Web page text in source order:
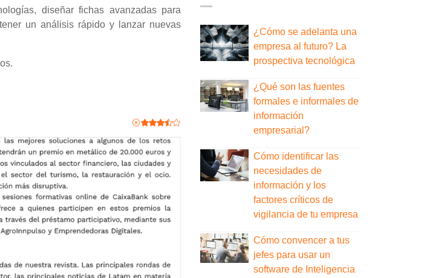
diseñar fichas avanzadas para
un análisis rápido y lanzar nuevas
¿Cómo se adelanta una
empresa al futuro? La
prospectiva tecnológica
¿Qué son las fuentes
formales e informales de
información
empresarial?
Cómo identificar las
necesidades de
información y los
factores críticos de
vigilancia de tu empresa
Cómo convencer a tus
jefes para usar un
software de Inteligencia